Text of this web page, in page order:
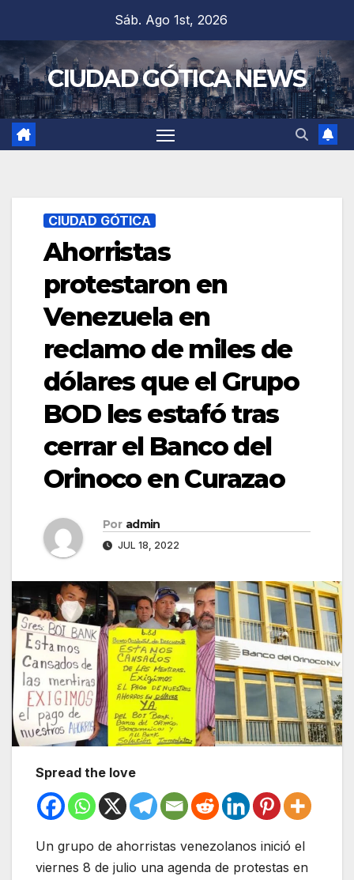
contenido
Sáb. Ago 1st, 2026
CIUDAD GÓTICA NEWS
CIUDAD GÓTICA
Ahorristas
protestaron en
Venezuela en
reclamo de miles de
dólares que el Grupo
BOD les estafó tras
cerrar el Banco del
Orinoco en Curazao
Por admin
JUL 18, 2022
Spread the love
Un grupo de ahorristas venezolanos inició el
viernes 8 de julio una agenda de protestas en